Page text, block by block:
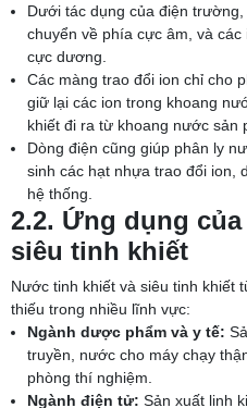
Dưới tác dụng của điện
chuyển về phía cực âm, và
cực dương.
Các màng trao đổi ion chỉ cho
giữ lại các ion trong khoang
khiết đi ra từ khoang nước sản
Dòng điện cũng giúp phân ly
sinh các hạt nhựa trao đổi ion,
hệ thống.
2.2. Ứng dụng
siêu tinh khiết
Nước tinh khiết và siêu tinh khiết
thiếu trong nhiều lĩnh vực:
Ngành dược phẩm và y tế:
truyền, nước cho máy chạy
phòng thí nghiệm.
Ngành điện tử: Sản xuất linh